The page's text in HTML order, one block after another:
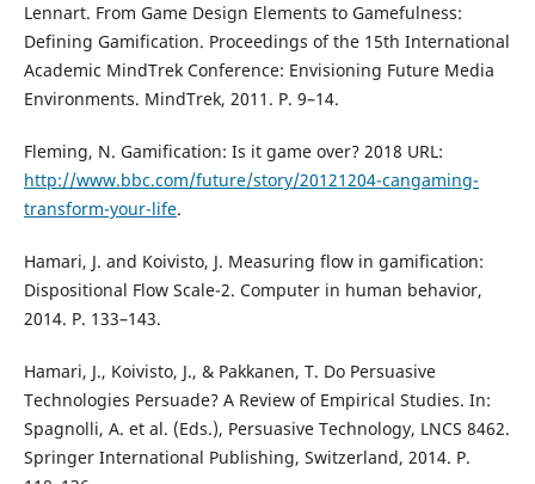
Lennart. From Game Design Elements to Gamefulness:
Defining Gamification. Proceedings of the 15th International
Academic MindTrek Conference: Envisioning Future Media
Environments. MindTrek, 2011. P. 9–14.
Fleming, N. Gamification: Is it game over? 2018 URL:
http://www.bbc.com/future/story/20121204-cangaming-
transform-your-life.
Hamari, J. and Koivisto, J. Measuring flow in gamification:
Dispositional Flow Scale-2. Computer in human behavior,
2014. P. 133–143.
Hamari, J., Koivisto, J., & Pakkanen, T. Do Persuasive
Technologies Persuade? A Review of Empirical Studies. In:
Spagnolli, A. et al. (Eds.), Persuasive Technology, LNCS 8462.
Springer International Publishing, Switzerland, 2014. P.